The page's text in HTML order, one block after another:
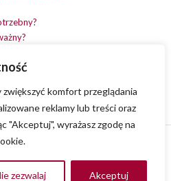
komfort przeglądania
reklamy lub treści oraz
"Akceptuj", wyrażasz zgodę na
zezwalaj Akceptuj
pomyśle?
Prywatności